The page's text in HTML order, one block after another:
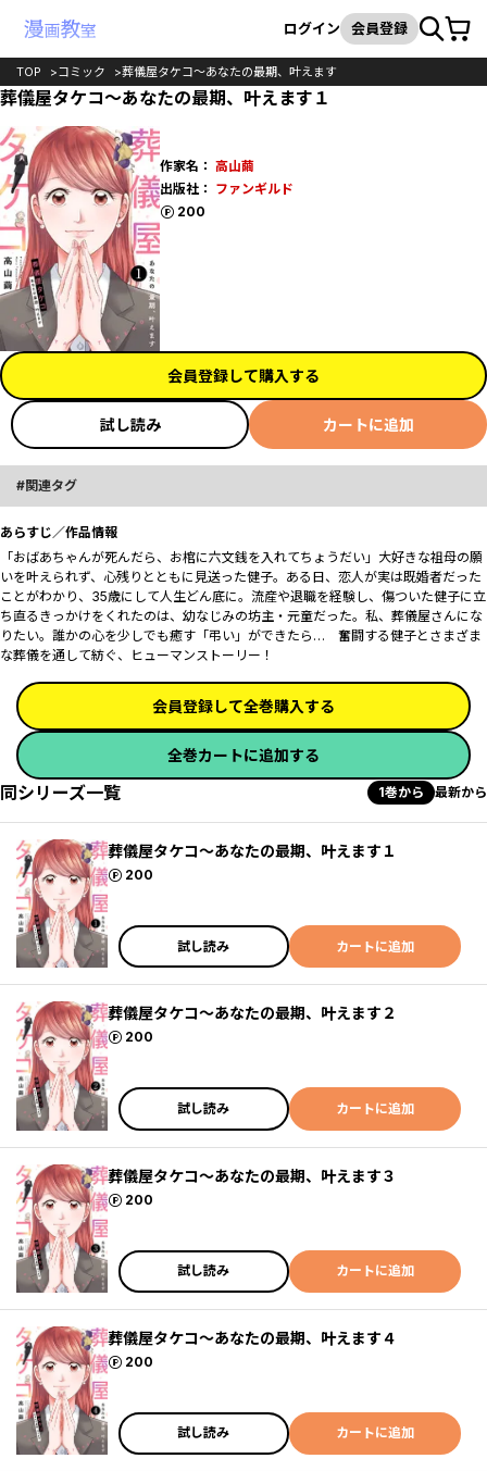
検索
ログイン 会員登録カート
TOP コミック 葬儀屋タケコ～あなたの最期、叶えます
葬儀屋タケコ～あなたの最期、叶えます１
作家名： 高山繭
出版社： ファンギルド
200
ポイント
会員登録して購入する
試し読み カートに追加
関連タグ
あらすじ／作品情報
「おばあちゃんが死んだら、お棺に六文銭を入れてちょうだい」大好きな祖母の願
いを叶えられず、心残りとともに見送った健子――。ある日、恋人が実は既婚者だった
ことがわかり、35歳にして人生どん底に。流産や退職を経験し、傷ついた健子に立
ち直るきっかけをくれたのは、幼なじみの坊主・元童だった。――私、葬儀屋さんにな
りたい。誰かの心を少しでも癒す「弔い」ができたら…―― 奮闘する健子とさまざま
な葬儀を通して紡ぐ、ヒューマンストーリー！
会員登録して全巻購入する
全巻カートに追加する
同シリーズ一覧 1巻から 最新から
葬儀屋タケコ～あなたの最期、叶えます１
200
ポイント
試し読み カートに追加
葬儀屋タケコ～あなたの最期、叶えます２
200
ポイント
試し読み カートに追加
葬儀屋タケコ～あなたの最期、叶えます３
200
ポイント
試し読み カートに追加
葬儀屋タケコ～あなたの最期、叶えます４
200
ポイント
試し読み カートに追加